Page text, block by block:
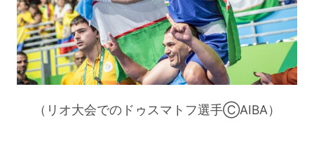
（リオ大会でのドゥスマトフ選手ⒸAIBA）